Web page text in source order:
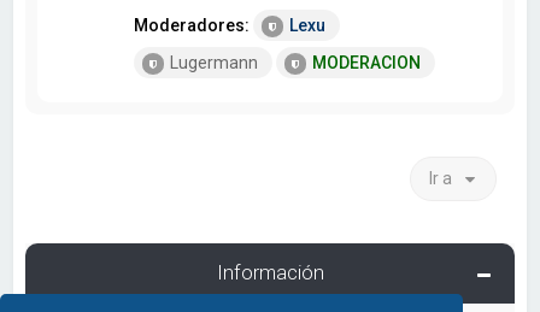
Moderadores:
Lexu
Lugermann
MODERACION
Ir a
Información